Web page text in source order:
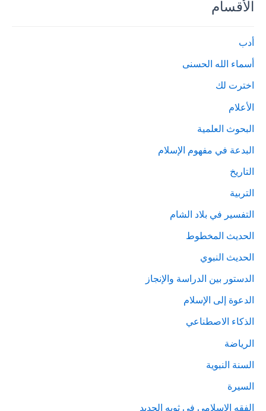
الأقسام
أدب
أسماء الله الحسنى
اخترت لك
الأعلام
البحوث العلمية
البدعة في مفهوم الإسلام
التاريخ
التربية
التفسير في بلاد الشام
الحديث المخطوط
الحديث النبوي
الدستور بين الدراسة والإنجاز
الدعوة إلى الإسلام
الذكاء الاصطناعي
الرياضة
السنة النبوية
السيرة
الفقه الإسلامي في ثوبه الجديد